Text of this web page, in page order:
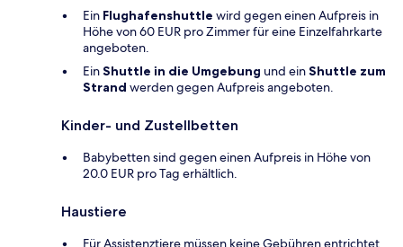
Ein Flughafenshuttle wird gegen einen Aufpreis in
Höhe von 60 EUR pro Zimmer für eine Einzelfahrkarte
angeboten.
EinShuttle in die Umgebung und einShuttle zum
Strand werden gegen Aufpreis angeboten.
Kinder- und Zustellbetten
Babybetten sind gegen einen Aufpreis in Höhe von
20.0 EUR pro Tag erhältlich.
Haustiere
Für Assistenztiere müssen keine Gebühren entrichtet